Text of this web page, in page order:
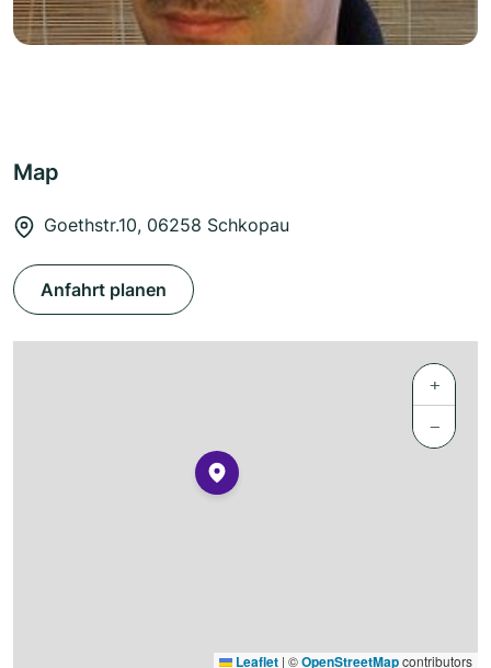
Map
Goethstr.10, 06258 Schkopau
Anfahrt planen
+
−
Leaflet | ©OpenStreetMapcontributors